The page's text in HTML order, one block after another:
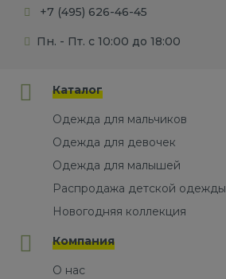
+7 (495) 626-46-45
Пн. - Пт. с 10:00 до 18:00
Каталог
Одежда для мальчиков
Одежда для девочек
Одежда для малышей
Распродажа детской одежды
Новогодняя коллекция
Компания
О нас